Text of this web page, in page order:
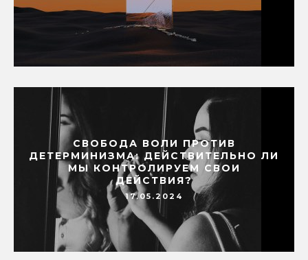
СВОБОДА ВОЛИ ПРОТИВ
ДЕТЕРМИНИЗМА: ДЕЙСТВИТЕЛЬНО ЛИ
МЫ КОНТРОЛИРУЕМ СВОИ
ДЕЙСТВИЯ?
17.05.2024